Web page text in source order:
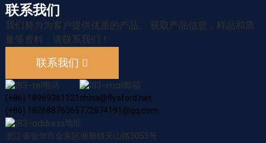
联系我们
我们努力为客户提供优质的产品。 获取产品信息，样品和质
量等资料，请联系我们！
联系我们
电话
(+86) 18969361121
(+86) 18268876065
邮箱
china@flyaford.net
772874191@qq.com
地址
浙江省金华市金东区塘雅镇天山路3055号